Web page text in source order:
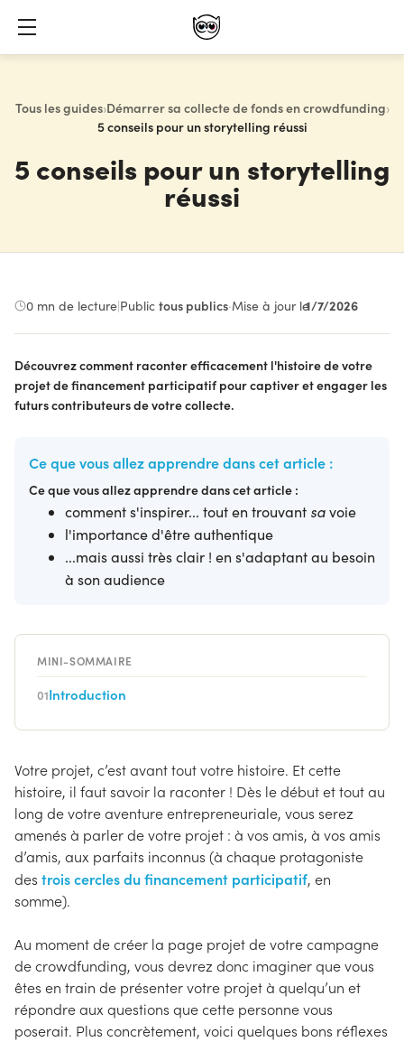
Tous les guides›Démarrer sa collecte de fonds en crowdfunding›
5 conseils pour un storytelling réussi
5 conseils pour un storytelling
réussi
0 mn de lecture|Public :tous publics·Mise à jour le1/7/2026
Découvrez comment raconter efficacement l'histoire de votre
projet de financement participatif pour captiver et engager les
futurs contributeurs de votre collecte.
Ce que vous allez apprendre dans cet article :
Ce que vous allez apprendre dans cet article :
comment s'inspirer... tout en trouvant savoie
l'importance d'être authentique
...mais aussi très clair ! en s'adaptant au besoin
à son audience
MINI-SOMMAIRE
01Introduction
Votre projet, c’est avant tout votre histoire. Et cette
histoire, il faut savoir la raconter ! Dès le début et tout au
long de votre aventure entrepreneuriale, vous serez
amenés à parler de votre projet : à vos amis, à vos amis
d’amis, aux parfaits inconnus (à chaque protagoniste
des trois cercles du financement participatif, en
somme).
Au moment de créer la page projet de votre campagne
de crowdfunding, vous devrez donc imaginer que vous
êtes en train de présenter votre projet à quelqu’un et
répondre aux questions que cette personne vous
poserait. Plus concrètement, voici quelques bons réflexes